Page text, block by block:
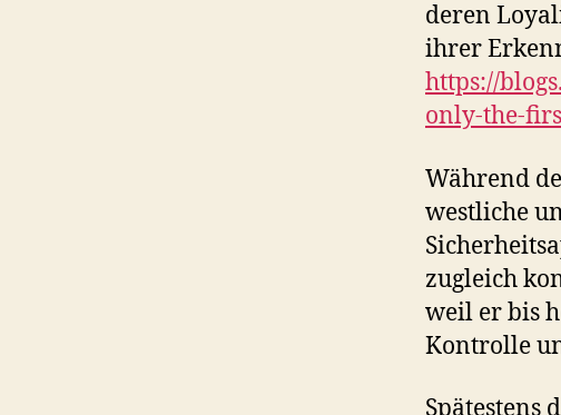
deren
ihrer
https://
only-the-
Während
westliche
zugleich
weil er bis
Kontrolle
Spätestens